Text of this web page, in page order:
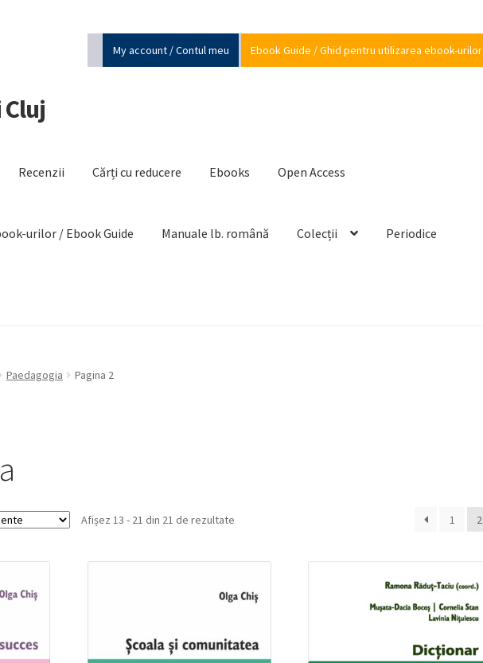
My account / Contul meu Ebook Guide / Ghid pentru utilizarea ebook-urilor
Recenzii Cărți cu reducere Ebooks Open Access
urilor / Ebook Guide Manuale lb. română Colecții Periodice
Paedagogia Pagina 2
Afișez 13 - 21 din 21 de rezultate 1 2